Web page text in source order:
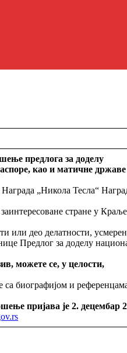
предлога за доделу
као и матичне
„Никола Тесла“
стране у
или део делатности,
Предлог за доделу
можете се, у целости,
са биографијом и
пријава је 2. децембар